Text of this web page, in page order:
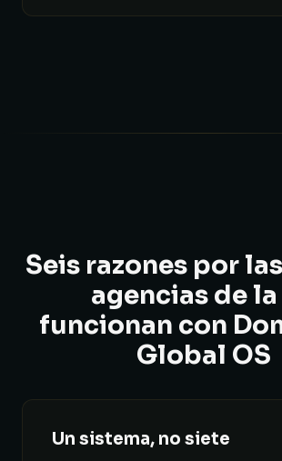
Seis razones por
agencias de la
funcionan con
Global OS
Un sistema, no siete